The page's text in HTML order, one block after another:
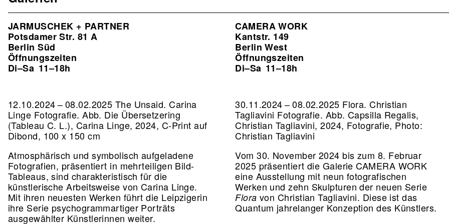
JARMUSCHEK + PARTNER
Potsdamer Str. 81 A
Berlin Süd
Öffnungszeiten
Di–Sa 11–18h
12.10.2024 – 08.02.2025 The Unsaid. Carina
Linge Fotografie.Abb. Die Übersetzering
(Tableau C. L.), Carina Linge, 2024, C-Print auf
Dibond, 100 x 150 cm
Atmosphärisch und symbolisch aufgeladene
Fotografien, präsentiert in mehrteiligen Bild-
Tableaus, sind charakteristisch für die
künstlerische Arbeitsweise von Carina Linge.
Mit ihren neuesten Werken führt die Leipzigerin
ihre Serie psychogrammartiger Porträts
ausgewählter Künstlerinnen weiter.
CAMERA WORK
Kantstr. 149
Berlin West
Öffnungszeiten
Di–Sa 11–18h
30.11.2024 – 08.02.2025 Flora. Christian
Tagliavini Fotografie. Abb. Capsilla Regalis,
Christian Tagliavini, 2024, Fotografie, Photo:
Christian Tagliavini
Vom 30. November 2024 bis zum 8. Februar
2025 präsentiert die Galerie CAMERA WORK
eine Ausstellung mit neun fotografischen
Werken und zehn Skulpturen der neuen Serie
Flora von Christian Tagliavini. Diese ist das
Quantum jahrelanger Konzeption des Künstlers.